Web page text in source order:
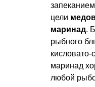
цели
маринад.
рыбного
кисловато-
маринад
любой